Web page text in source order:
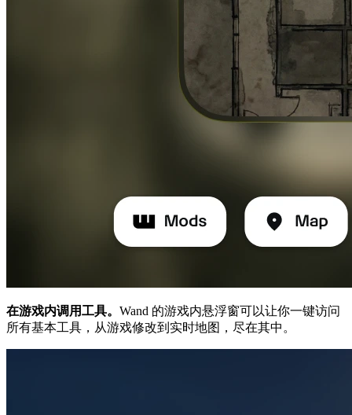
在游戏内调用工具。 Wand 的游戏内悬浮窗可以让你一键访问
所有基本工具，从游戏修改到实时地图，尽在其中。